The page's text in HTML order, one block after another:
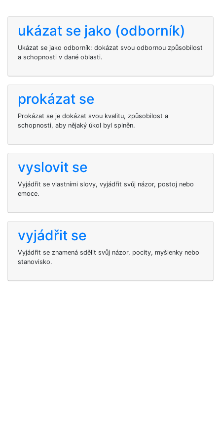
ukázat se jako (odborník)
Ukázat se jako odborník: dokázat svou odbornou způsobilost
a schopnosti v dané oblasti.
prokázat se
Prokázat se je dokázat svou kvalitu, způsobilost a
schopnosti, aby nějaký úkol byl splněn.
vyslovit se
Vyjádřit se vlastními slovy, vyjádřit svůj názor, postoj nebo
emoce.
vyjádřit se
Vyjádřit se znamená sdělit svůj názor, pocity, myšlenky nebo
stanovisko.